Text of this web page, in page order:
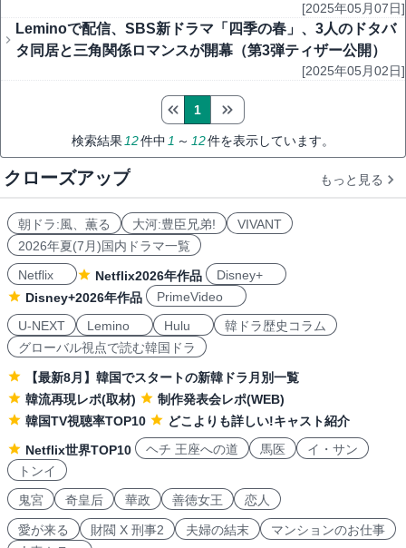
[2025年05月07日]
Leminoで配信、SBS新ドラマ「四季の春」、3人のドタバ
タ同居と三角関係ロマンスが開幕（第3弾ティザー公開）
[2025年05月02日]
検索結果 12件中 1 ～ 12件を表示しています。
1
クローズアップ もっと見る
朝ドラ:風、薫る 大河:豊臣兄弟!
VIVANT
2026年夏(7月)国内ドラマ一覧
Netflix
Netflix2026年作品
Disney+
Disney+2026年作品
PrimeVideo
U-NEXT
Lemino Hulu
韓ドラ歴史コラム
グローバル視点で読む韓国ドラ
【最新8月】韓国でスタートの新韓ドラ月別一覧
韓流再現レポ(取材)
制作発表会レポ(WEB)
韓国TV視聴率TOP10
どこよりも詳しい!キャスト紹介
Netflix世界TOP10
ヘチ 王座への道 馬医
イ・サン
トンイ
鬼宮
奇皇后 華政 善徳女王 恋人
愛が来る 財閥 X 刑事2 夫婦の結末
マンションのお仕事